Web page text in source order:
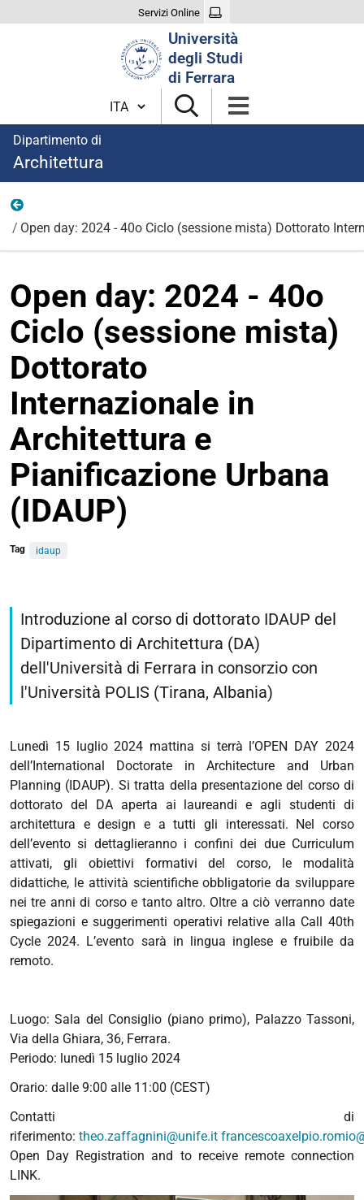
Servizi Online
Università
degli Studi
di Ferrara
Cambia lingua
Dipartimento di
Architettura
Open day: 2024 - 40o Ciclo (sessione mista) Dottorato
Open day: 2024 - 40o
Ciclo (sessione mista)
Dottorato
Internazionale in
Architettura e
Pianificazione Urbana
(IDAUP)
Tag idaup
day-
2024-
40o-
ciclo-
sessione-
mista-
internazionale-
in-
architettura-
e-
pianificazione-
urbana-
idaup
Open
day:
2024
-
40o
mista)
Dottorato
Internazionale
in
e
Pianificazione
Urbana
(IDAUP)
Introduzione al corso di dottorato IDAUP del
Dipartimento di Architettura (DA)
dell'Università di Ferrara in consorzio con
l'Università POLIS (Tirana, Albania)
Lunedì 15 luglio 2024 mattina si terrà l’OPEN DAY 2024
dell’International Doctorate in Architecture and Urban
Planning (IDAUP). Si tratta della presentazione del corso di
dottorato del DA aperta ai laureandi e agli studenti di
architettura e design e a tutti gli interessati. Nel corso
dell’evento si dettaglieranno i confini dei due Curriculum
attivati, gli obiettivi formativi del corso, le modalità
didattiche, le attività scientifiche obbligatorie da sviluppare
nei tre anni di corso e tanto altro. Oltre a ciò verranno date
spiegazioni e suggerimenti operativi relative alla Call 40th
Cycle 2024. L’evento sarà in lingua inglese e fruibile da
remoto.
Luogo: Sala del Consiglio (piano primo), Palazzo Tassoni,
Via della Ghiara, 36, Ferrara.
Periodo: lunedì 15 luglio 2024
Orario: dalle 9:00 alle 11:00 (CEST)
Contatti di
riferimento: theo.zaffagnini@unife.it
Open Day Registration and to receive remote connection
LINK.